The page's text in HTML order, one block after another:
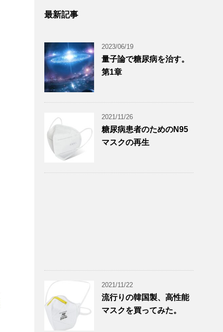
最新記事
2023/06/19
量子論で糖尿病を治す。
第1章
2021/11/26
糖尿病患者のためのN95
マスクの再生
2021/11/22
流行りの韓国製、高性能
マスクを買ってみた。